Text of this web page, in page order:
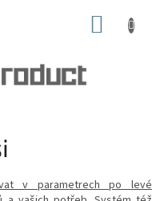
v parametrech po levé